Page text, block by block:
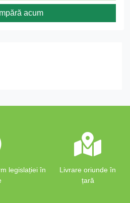
acum
legislației în
Livrare oriunde în
țară